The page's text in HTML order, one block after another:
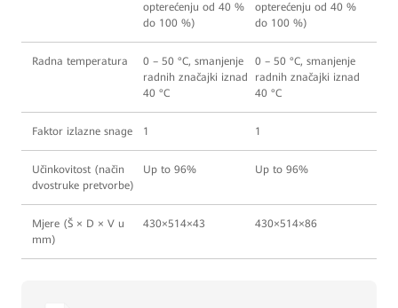
opterećenju od 40 %
do 100 %)
opterećenju od 40 %
do 100 %)
Radna temperatura
0 – 50 °C, smanjenje
radnih značajki iznad
40 °C
0 – 50 °C, smanjenje
radnih značajki iznad
40 °C
Faktor izlazne snage 1 1
Učinkovitost (način
dvostruke pretvorbe)
Up to 96% Up to 96%
Mjere (Š × D × V u
mm)
430×514×43 430×514×86